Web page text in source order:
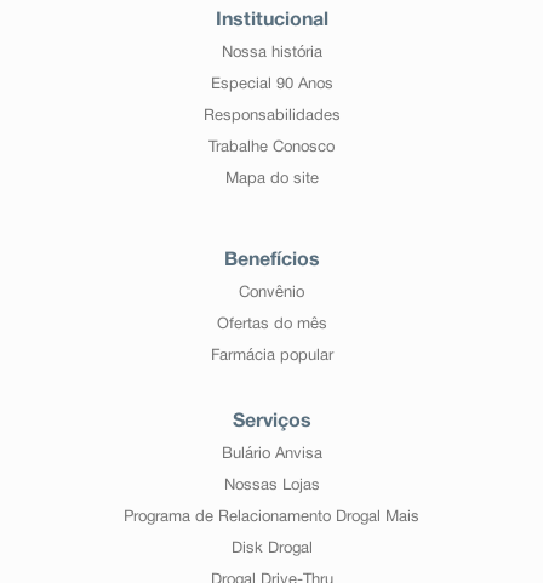
Institucional
Nossa história
Especial 90 Anos
Responsabilidades
Trabalhe Conosco
Mapa do site
Benefícios
Convênio
Ofertas do mês
Farmácia popular
Serviços
Bulário Anvisa
Nossas Lojas
Programa de Relacionamento Drogal Mais
Disk Drogal